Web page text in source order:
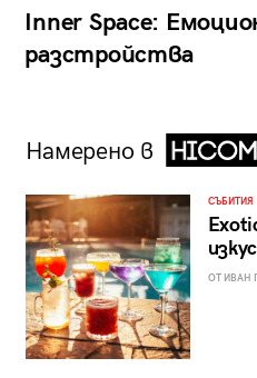
Inner Space:
разстройства
Намерено в
СЪБИТИЯ
ОТ ИВАН